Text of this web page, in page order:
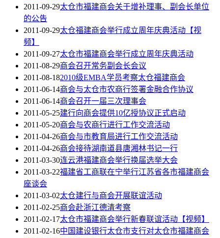
2011-09-29太仓市福建商会关于增补理事、副会长单位
的公告
2011-09-29太仓福建商会举行成立周年庆典活动【视
频】
2011-09-27太仓市福建商会举行成立周年庆典活动
2011-08-29商会召开常务副会长会议
2011-08-182010级EMBA学员考察太仓福建商会
2011-06-14商会与太仓市农商行签署金融合作协议
2011-06-14商会召开一届三次理事会
2011-05-25建行向商会提供10亿授协议正式启动
2011-05-20商会与农商行进行工作交流活动
2011-04-26商会与市教育局进行工作交流活动
2011-04-26商会接待湖南道县唐湘林书记一行
2011-03-30连云港福建商会举行换届选举大会
2011-03-22福建省工商联在宁举行江苏省各市福建商会
座谈会
2011-03-02太仓建行与商会开展联谊活动
2011-02-25商会赴浙江德清考察
2011-02-17太仓市福建商会举行新春联谊活动【视频】
2011-02-16中国建设银行太仓市支行对太仓市福建商会